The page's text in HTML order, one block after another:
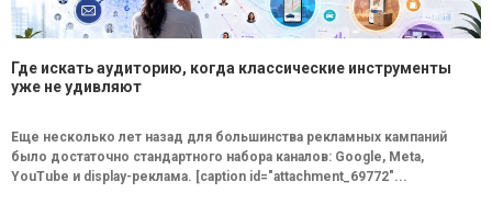
Где искать аудиторию, когда классические инструменты
уже не удивляют
Еще несколько лет назад для большинства рекламных кампаний
было достаточно стандартного набора каналов: Google, Meta,
YouTube и display-реклама. [caption id="attachment_69772"...